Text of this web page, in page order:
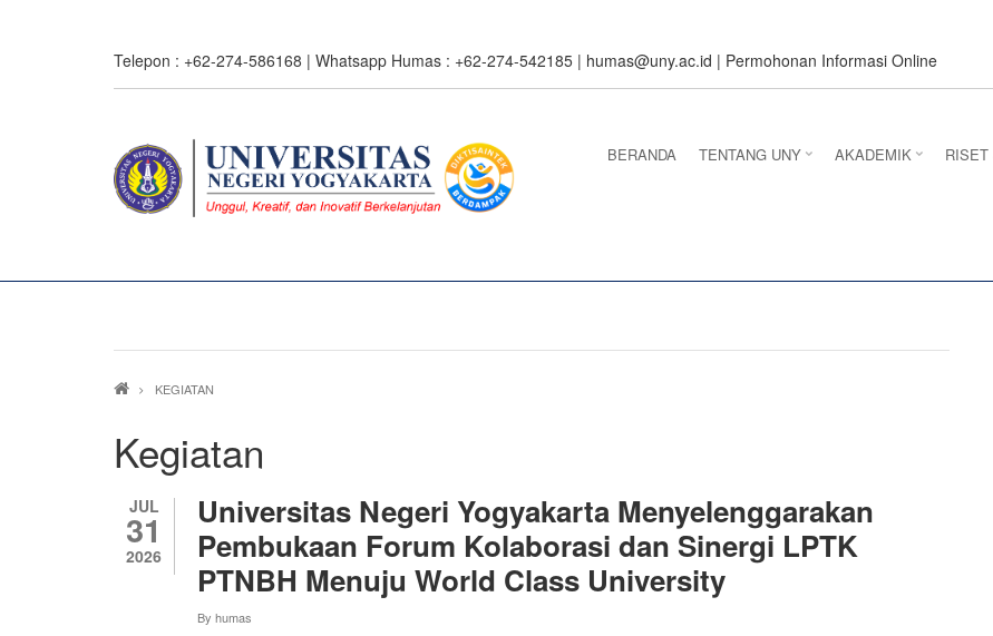
Telepon : +62-274-586168 | Whatsapp Humas : +62-274-542185 | humas@uny.ac.id | Permohonan Informasi Online
BERANDA TENTANG UNY AKADEMIK
Breadcrumb
KEGIATAN
Kegiatan
JUL
31
2026
Universitas Negeri Yogyakarta Menyelenggarakan
Pembukaan Forum Kolaborasi dan Sinergi LPTK
PTNBH Menuju World Class University
By humas